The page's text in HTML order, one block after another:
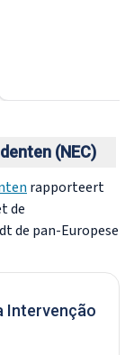
(NEC)
rapporteert
de
de pan-Europese
Intervenção